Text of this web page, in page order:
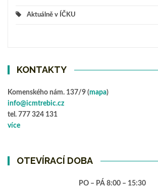
Aktuálně v ÍČKU
KONTAKTY
Komenského nám. 137/9 (mapa)
info@icmtrebic.cz
tel. 777 324 131
více
OTEVÍRACÍ DOBA
PO – PÁ 8:00 – 15:30